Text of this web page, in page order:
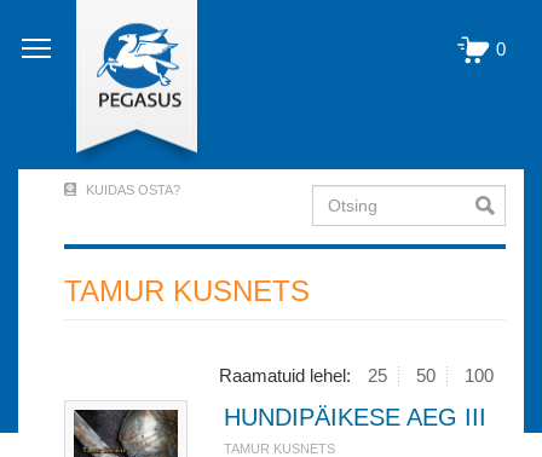
edasi
põhisisu
0
Account
Menu
KUIDAS OSTA? Otsing
TAMUR KUSNETS
Raamatuid lehel: 25 50 100
HUNDIPÄIKESE AEG III
TAMUR KUSNETS